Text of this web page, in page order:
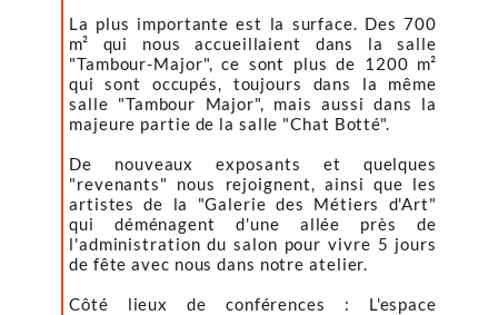
La plus importante est la surface. Des 700
m² qui nous accueillaient dans la salle
"Tambour-Major", ce sont plus de 1200 m²
qui sont occupés, toujours dans la même
salle "Tambour Major", mais aussi dans la
majeure partie de la salle "Chat Botté".
De nouveaux exposants et quelques
"revenants" nous rejoignent, ainsi que les
artistes de la "Galerie des Métiers d'Art"
qui déménagent d'une allée près de
l'administration du salon pour vivre 5 jours
de fête avec nous dans notre atelier.
Côté lieux de conférences : L'espace